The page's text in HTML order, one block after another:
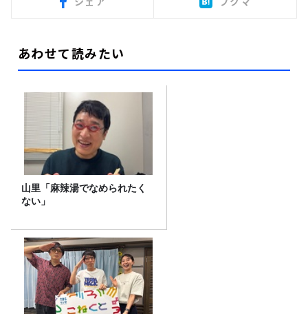
あわせて読みたい
山里「麻辣湯でなめられたく
ない」